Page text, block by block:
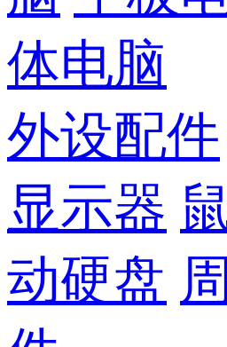
体电脑
外设配件
显示器
动硬盘